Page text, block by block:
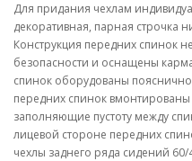
Для придания чехлам
декоративная, парная строчка
Конструкция передних спинок
безопасности и оснащены
спинок оборудованы
передних спинок
заполняющие пустоту между
лицевой стороне передних
чехлы заднего ряда сидений